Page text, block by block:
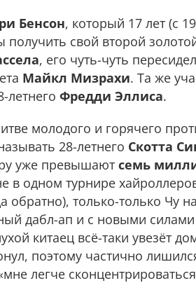
Бенсон, который 17 лет (с
свой второй
, его чуть-чуть
Майкл Мизрахи. Та же
летнего Фредди Эллиса.
молодого и горячего
28-летнего Скотта
уже превышают семь
в одном турнире
только-только Чу
дабл-ап и с новыми
китаец всё-таки увезёт
поэтому частично
легче